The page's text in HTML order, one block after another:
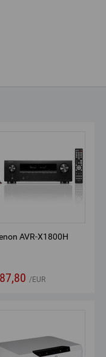
AVR-X1800H
EUR